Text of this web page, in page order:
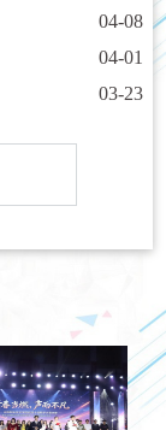
04-08
04-01
03-23